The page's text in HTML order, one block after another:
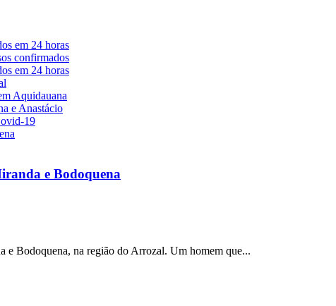
e Bodoquena
e Bodoquena, na região do Arrozal. Um homem que...